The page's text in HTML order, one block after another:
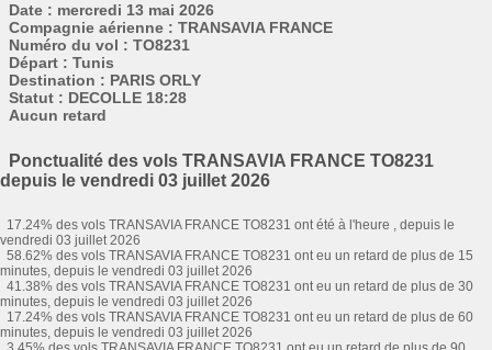
Date : mercredi 13 mai 2026
Compagnie aérienne : TRANSAVIA FRANCE
Numéro du vol : TO8231
Départ : Tunis
Destination : PARIS ORLY
Statut : DECOLLE 18:28
Aucun retard
Ponctualité des vols TRANSAVIA FRANCE TO8231
depuis le vendredi 03 juillet 2026
17.24% des vols TRANSAVIA FRANCE TO8231 ont été à l'heure , depuis le
vendredi 03 juillet 2026
58.62% des vols TRANSAVIA FRANCE TO8231 ont eu un retard de plus de 15
minutes, depuis le vendredi 03 juillet 2026
41.38% des vols TRANSAVIA FRANCE TO8231 ont eu un retard de plus de 30
minutes, depuis le vendredi 03 juillet 2026
17.24% des vols TRANSAVIA FRANCE TO8231 ont eu un retard de plus de 60
minutes, depuis le vendredi 03 juillet 2026